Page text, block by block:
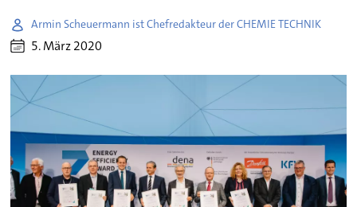
Armin Scheuermann ist Chefredakteur der CHEMIE TECHNIK
5. März 2020